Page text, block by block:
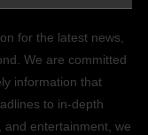
for the latest news,
We are committed
information that
to in-depth
and entertainment, we